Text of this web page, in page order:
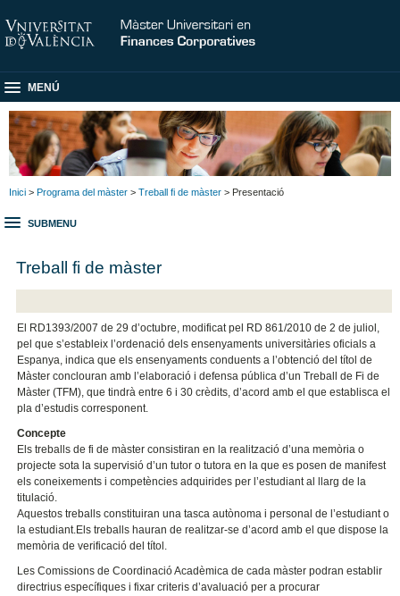
MENÚ
Inici > Programa del màster > Treball fi de màster > Presentació
SUBMENU
Treball fi de màster
El RD1393/2007 de 29 d’octubre, modificat pel RD 861/2010 de 2 de juliol,
pel que s’estableix l’ordenació dels ensenyaments universitàries oficials a
Espanya, indica que els ensenyaments conduents a l’obtenció del títol de
Màster conclouran amb l’elaboració i defensa pública d’un Treball de Fi de
Màster (TFM), que tindrà entre 6 i 30 crèdits, d’acord amb el que establisca el
pla d’estudis corresponent.
Concepte
Els treballs de fi de màster consistiran en la realització d’una memòria o
projecte sota la supervisió d’un tutor o tutora en la que es posen de manifest
els coneixements i competències adquirides per l’estudiant al llarg de la
titulació.
Aquestos treballs constituiran una tasca autònoma i personal de l’estudiant o
la estudiant.Els treballs hauran de realitzar-se d’acord amb el que dispose la
memòria de verificació del títol.
Les Comissions de Coordinació Acadèmica de cada màster podran establir
directrius específiques i fixar criteris d’avaluació per a procurar